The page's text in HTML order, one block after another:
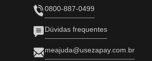
0800-887-0499
Dúvidas frequentes
meajuda@usezapay.com.br